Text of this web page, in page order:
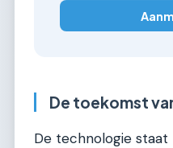
De toekomst
De technologie staat